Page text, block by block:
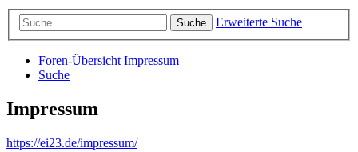
Suche Erweiterte Suche
Foren-Übersicht Impressum
Suche
Impressum
https://ei23.de/impressum/